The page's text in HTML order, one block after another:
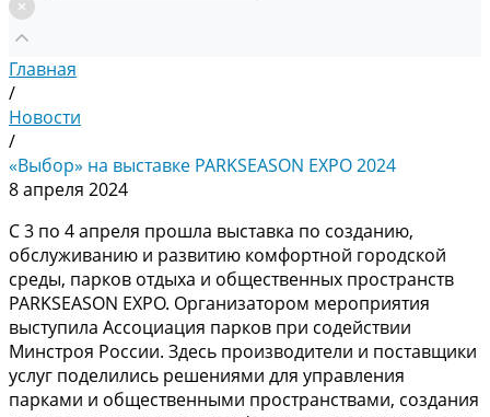
Главная
/
Новости
/
«Выбор» на выставке PARKSEASON EXPO 2024
8 апреля 2024
C 3 по 4 апреля прошла выставка по созданию,
обслуживанию и развитию комфортной городской
среды, парков отдыха и общественных пространств
PARKSEASON EXPO. Организатором мероприятия
выступила Ассоциация парков при содействии
Минстроя России. Здесь производители и поставщики
услуг поделились решениями для управления
парками и общественными пространствами, создания